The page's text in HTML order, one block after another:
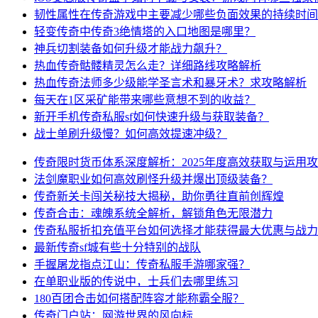
韧性属性在传奇游戏中主要减少哪些负面效果的持续时间
轻变传奇中传奇3绝情塔的入口地图是哪里？
神兵切割装备如何升级才能战力飙升？
热血传奇骷髅精灵怎么走？详细路线攻略解析
热血传奇法师多少级能学圣言术和暴牙术？求攻略解析
每天在1区采矿能带来哪些意想不到的收益？
新开手机传奇私服sf如何快速升级与获取装备？
战士单刷升级慢？如何高效提速冲级？
传奇限时货币体系深度解析：2025年度高效获取与运用
法剑魔职业如何高效刷怪升级并爆出顶级装备？
传奇新关卡闯关秘技大揭秘，助你勇往直前创辉煌
传奇合击：魂魄系统全解析，解锁角色无限潜力
传奇私服折扣充值平台如何选择才能获得最大优惠与战力
最新传奇sf城有些十分特别的战队
手握屠龙指点江山：传奇私服手游哪家强？
在单职业版的传说中，士兵们去哪里练习
180百团合击如何搭配阵容才能称霸全服？